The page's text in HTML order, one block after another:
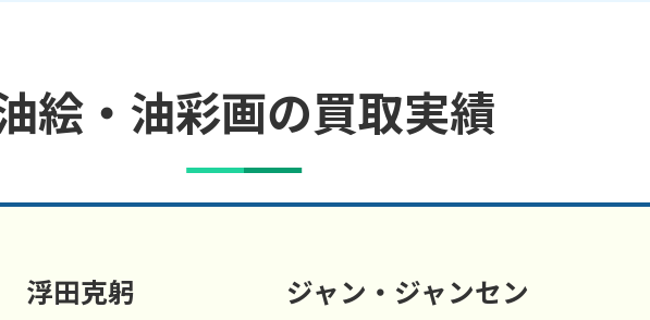
絵・油彩画の買取実績
浮田克躬 ジャン・ジャンセン